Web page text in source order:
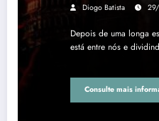
Diogo Batista
Depois de uma longa
está entre nós e
Consulte mais